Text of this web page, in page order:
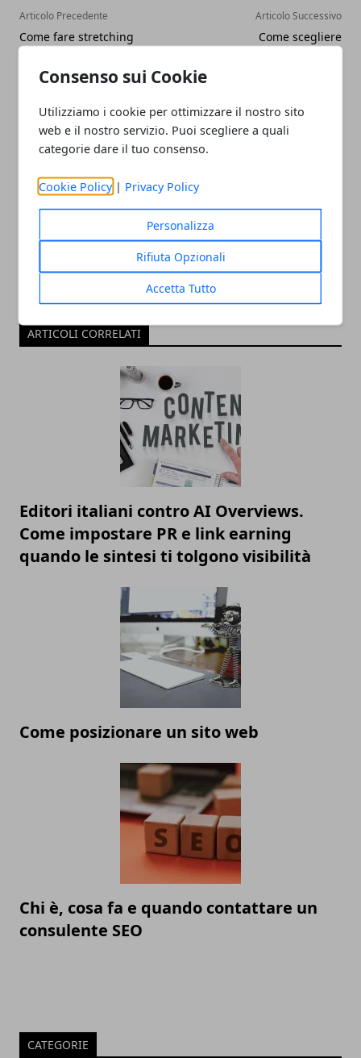
Consenso sui Cookie
Utilizziamo i cookie per ottimizzare il nostro sito
web e il nostro servizio. Puoi scegliere a quali
categorie dare il tuo consenso.
Cookie Policy | Privacy Policy
Personalizza
Rifiuta Opzionali
Accetta Tutto
Articolo Precedente
Come fare stretching
Articolo Successivo
Come scegliere
l'assicurazione sulla casa?
Redazione
ARTICOLI CORRELATI
Editori italiani contro AI Overviews.
Come impostare PR e link earning
quando le sintesi ti tolgono visibilità
Come posizionare un sito web
Chi è, cosa fa e quando contattare un
consulente SEO
CATEGORIE